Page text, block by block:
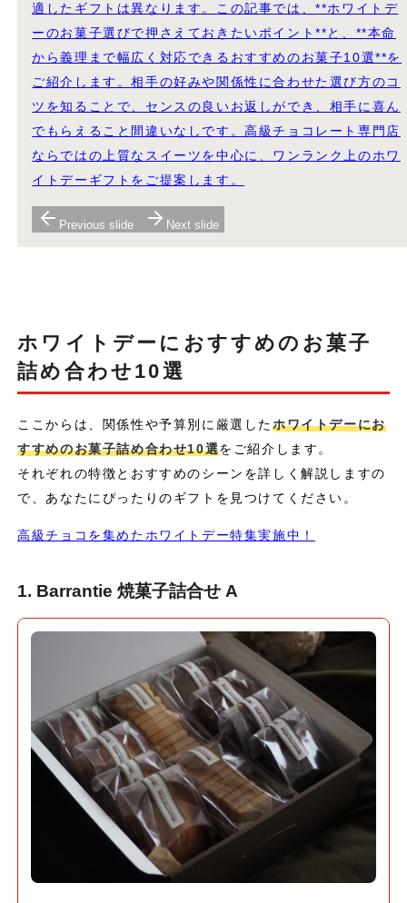
適したギフトは異なります。この記事では、**ホワイトデ
ーのお菓子選びで押さえておきたいポイント**と、**本命
から義理まで幅広く対応できるおすすめのお菓子10選**を
ご紹介します。相手の好みや関係性に合わせた選び方のコ
ツを知ることで、センスの良いお返しができ、相手に喜ん
でもらえること間違いなしです。高級チョコレート専門店
ならではの上質なスイーツを中心に、ワンランク上のホワ
イトデーギフトをご提案します。
Previous slide Next slide
ホワイトデーにおすすめのお菓子
詰め合わせ10選
ここからは、関係性や予算別に厳選したホワイトデーにお
すすめのお菓子詰め合わせ10選をご紹介します。
それぞれの特徴とおすすめのシーンを詳しく解説しますの
で、あなたにぴったりのギフトを見つけてください。
高級チョコを集めたホワイトデー特集実施中！
1. Barrantie 焼菓子詰合せ A